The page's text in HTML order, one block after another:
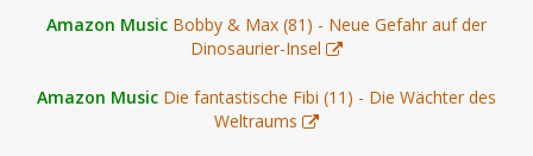
Amazon Music Bobby & Max (81) - Neue Gefahr auf der
Dinosaurier-Insel
Amazon Music Die fantastische Fibi (11) - Die Wächter des
Weltraums